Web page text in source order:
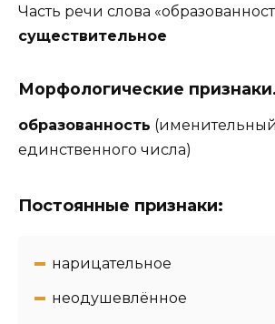
Часть речи слова
существительное
Морфологические признаки.
образованность
единственного числа)
Постоянные признаки:
нарицательное
неодушевлённое